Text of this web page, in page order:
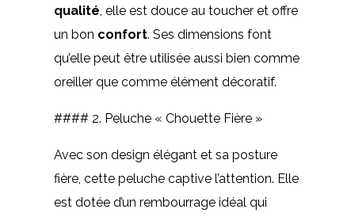
qualité , elle est douce au toucher et offre
un bon confort. Ses dimensions font
qu’elle peut être utilisée aussi bien comme
oreiller que comme élément décoratif.
#### 2. Peluche « Chouette Fière »
Avec son design élégant et sa posture
fière, cette peluche captive l’attention. Elle
est dotée d’un rembourrage idéal qui